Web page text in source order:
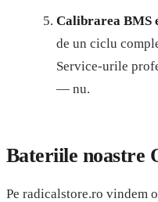
Calibrarea BMS
de un ciclu
Service-urile
— nu.
Bateriile noastre
Pe radicalstore.ro vindem